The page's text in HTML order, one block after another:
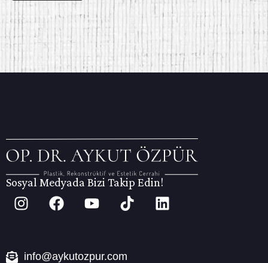
Sosyal Medyada Bizi Takip Edin!
info@aykutozpur.com